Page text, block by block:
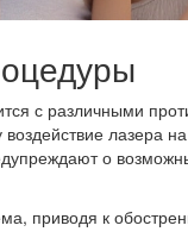
с различными
лазера
о
приводя к